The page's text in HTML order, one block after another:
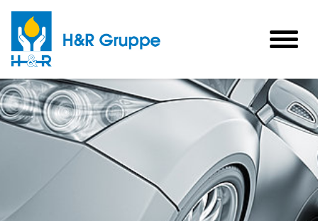
Skip to main content